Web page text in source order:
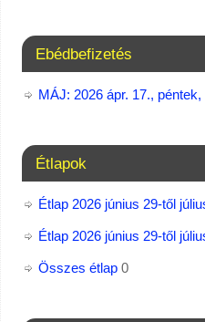
Ebédbefizetés
MÁJ: 2026 ápr. 17., péntek,
Étlapok
Étlap 2026 június 29-től
Étlap 2026 június 29-től
Összes étlap0